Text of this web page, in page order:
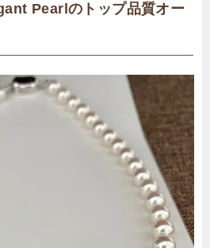
Pearlのトップ品質オー